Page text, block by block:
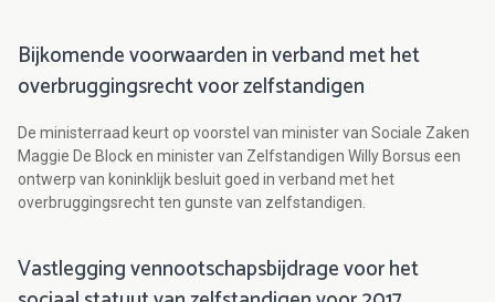
Bijkomende voorwaarden in verband met het
overbruggingsrecht voor zelfstandigen
De ministerraad keurt op voorstel van minister van Sociale Zaken
Maggie De Block en minister van Zelfstandigen Willy Borsus een
ontwerp van koninklijk besluit goed in verband met het
overbruggingsrecht ten gunste van zelfstandigen.
Vastlegging vennootschapsbijdrage voor het